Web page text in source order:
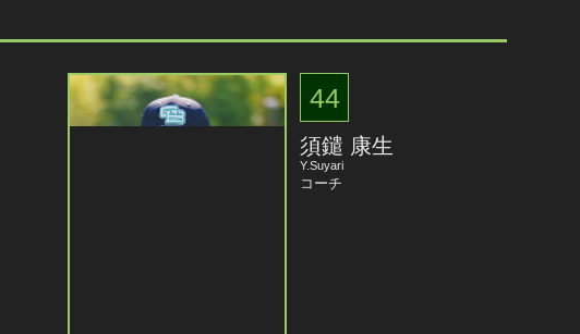
44
須鑓 康生
Y.Suyari
コーチ